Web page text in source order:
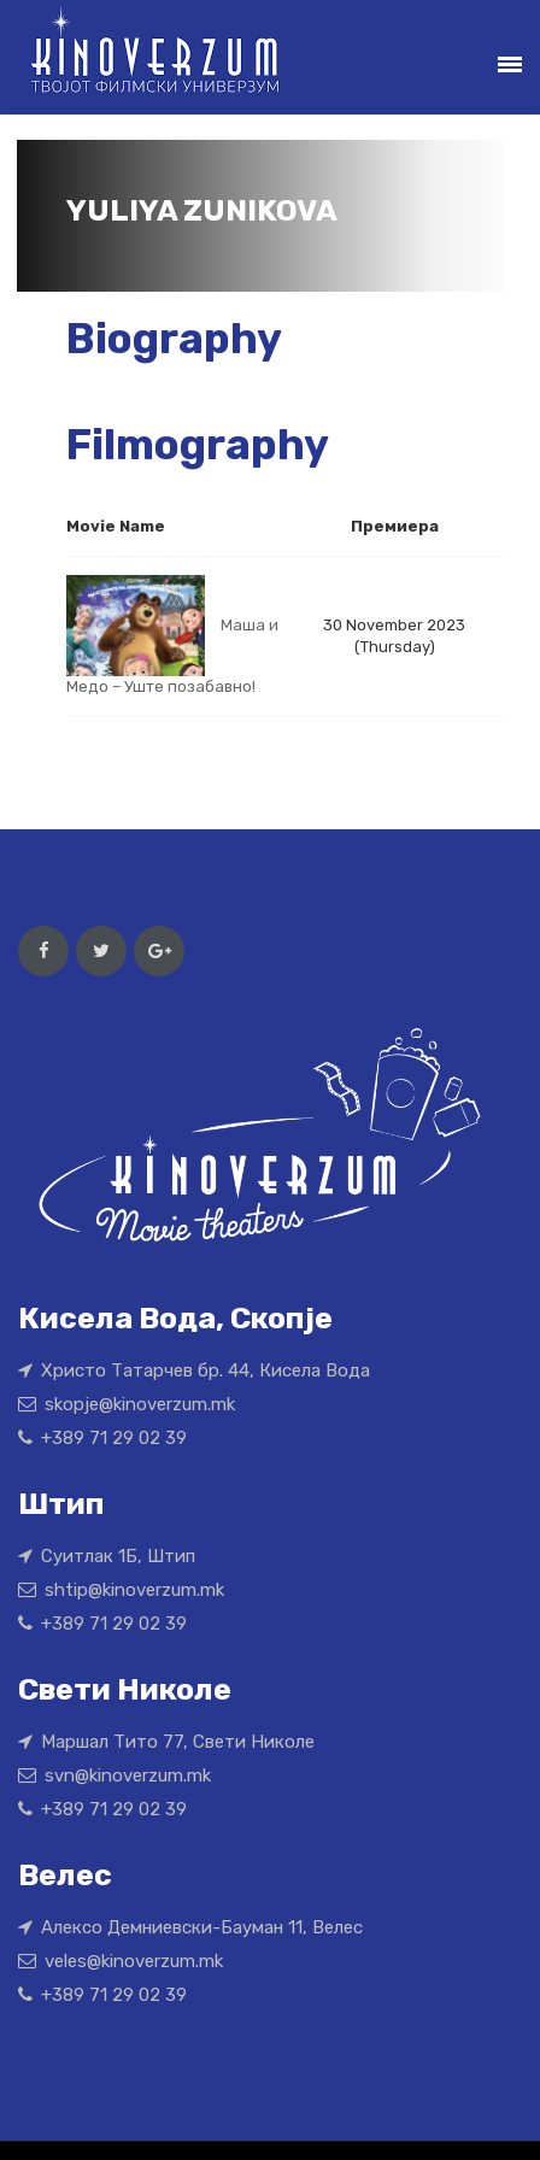
YULIYA ZUNIKOVA
Biography
Filmography
Movie Name Премиера
Маша и
Медо – Уште позабавно!
30 November 2023
(Thursday)
Кисела Вода, Скопје
Христо Татарчев бр. 44, Кисела Вода
skopje@kinoverzum.mk
+389 71 29 02 39
Штип
Суитлак 1Б, Штип
shtip@kinoverzum.mk
+389 71 29 02 39
Свети Николе
Маршал Тито 77, Свети Николе
svn@kinoverzum.mk
+389 71 29 02 39
Велес
Алексо Демниевски-Бауман 11, Велес
veles@kinoverzum.mk
+389 71 29 02 39